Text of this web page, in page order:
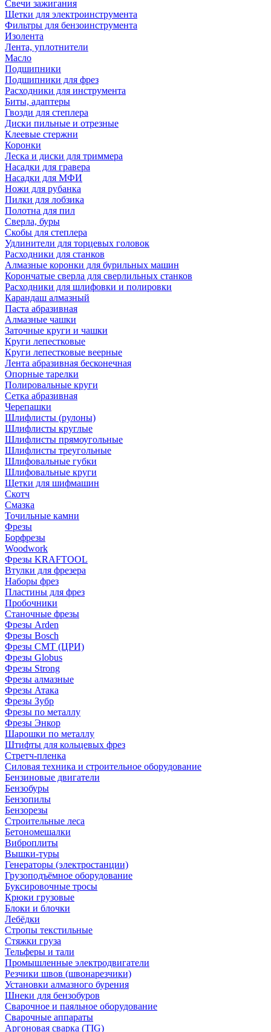
Свечи зажигания
Щетки для электроинструмента
Фильтры для бензоинструмента
Изолента
Лента, уплотнители
Масло
Подшипники
Подшипники для фрез
Расходники для инструмента
Биты, адаптеры
Гвозди для степлера
Диски пильные и отрезные
Клеевые стержни
Коронки
Леска и диски для триммера
Насадки для гравера
Насадки для МФИ
Ножи для рубанка
Пилки для лобзика
Полотна для пил
Сверла, буры
Скобы для степлера
Удлинители для торцевых головок
Расходники для станков
Алмазные коронки для бурильных машин
Корончатые сверла для сверлильных станков
Расходники для шлифовки и полировки
Карандаш алмазный
Паста абразивная
Алмазные чашки
Заточные круги и чашки
Круги лепестковые
Круги лепестковые веерные
Лента абразивная бесконечная
Опорные тарелки
Полировальные круги
Сетка абразивная
Черепашки
Шлифлисты (рулоны)
Шлифлисты круглые
Шлифлисты прямоугольные
Шлифлисты треугольные
Шлифовальные губки
Шлифовальные круги
Щетки для шифмашин
Скотч
Смазка
Точильные камни
Фрезы
Борфрезы
Woodwork
Фрезы KRAFTOOL
Втулки для фрезера
Наборы фрез
Пластины для фрез
Пробочники
Станочные фрезы
Фрезы Arden
Фрезы Bosch
Фрезы CMT (ЦРИ)
Фрезы Globus
Фрезы Strong
Фрезы алмазные
Фрезы Атака
Фрезы Зубр
Фрезы по металлу
Фрезы Энкор
Шарошки по металлу
Штифты для кольцевых фрез
Стретч-пленка
Силовая техника и строительное оборудование
Бензиновые двигатели
Бензобуры
Бензопилы
Бензорезы
Строительные леса
Бетономешалки
Виброплиты
Вышки-туры
Генераторы (электростанции)
Грузоподъёмное оборудование
Буксировочные тросы
Крюки грузовые
Блоки и блочки
Лебёдки
Стропы текстильные
Стяжки груза
Тельферы и тали
Промышленные электродвигатели
Резчики швов (швонарезчики)
Установки алмазного бурения
Шнеки для бензобуров
Сварочное и паяльное оборудование
Сварочные аппараты
Аргоновая сварка (TIG)